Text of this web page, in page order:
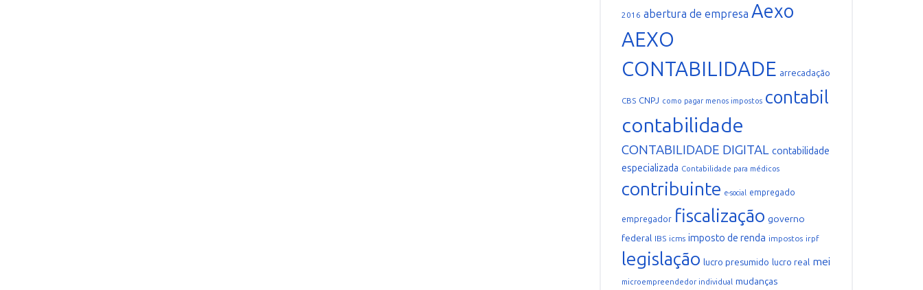
2016 abertura de empresa Aexo
AEXO
CONTABILIDADE arrecadação
CBS CNPJ como pagar menos impostos contabil
contabilidade
CONTABILIDADE DIGITAL contabilidade
especializada Contabilidade para médicos
contribuinte e-social empregado
empregador fiscalização governo
federal IBS icms imposto de renda impostos irpf
legislação lucro presumido lucro real mei
microempreendedor individual mudanças